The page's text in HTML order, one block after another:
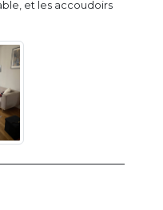
et les accoudoirs